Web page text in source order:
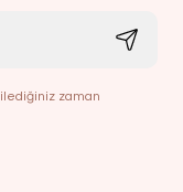
zaman